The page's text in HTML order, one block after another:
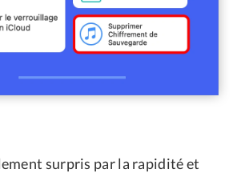
surpris par la rapidité et